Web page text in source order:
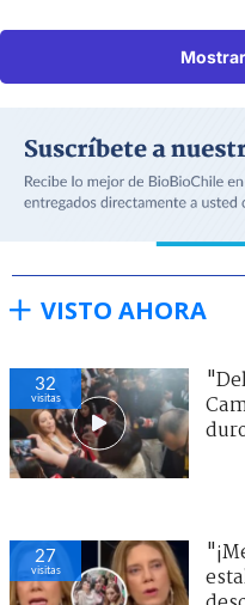
VISTO AHORA
32
visitas
27
visitas